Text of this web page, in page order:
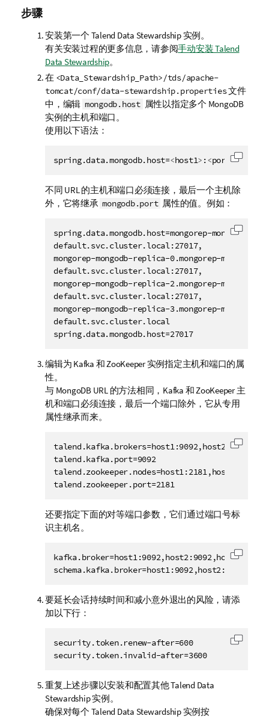
步骤
安装第一个 Talend Data Stewardship实例。
有关安装过程的更多信息，请参阅手动安装 Talend
Data Stewardship。
在 <Data_Stewardship_Path>/tds/apache-
tomcat/conf/data-stewardship.properties文件
中，编辑 mongodb.host 属性以指定多个 MongoDB
实例的主机和端口。
使用以下语法：
spring.data.mongodb.host=<host1> :<port1>,
复制代
不同 URL 的主机和端口必须连接，最后一个主机除
外，它将继承 mongodb.port 属性的值。例如：
spring.data.mongodb.host=mongorep-mongodb-
default.svc.cluster.local:27017,
mongorep-mongodb-replica-0.mongorep-
default.svc.cluster.local:27017,
mongorep-mongodb-replica-2.mongorep-
default.svc.cluster.local:27017,
mongorep-mongodb-replica-3.mongorep-
default.svc.cluster.local
spring.data.mongodb.host=27017
复制代
编辑为 Kafka 和 ZooKeeper 实例指定主机和端口的属
性。
与 MongoDB URL 的方法相同，Kafka 和 ZooKeeper 主
机和端口必须连接，最后一个端口除外，它从专用
属性继承而来。
talend.kafka.port=9092
talend.zookeeper.port=2181
复制代
还要指定下面的对等端口参数，它们通过端口号标
识主机名。
kafka.broker=host1:9092,host2:9092,host3:9092
复制代
要延长会话持续时间和减小意外退出的风险，请添
加以下行：
security.token.renew-after=600
security.token.invalid-after=3600
复制代
重复上述步骤以安装和配置其他Talend Data
Stewardship实例。
确保对每个 Talend Data Stewardship实例按